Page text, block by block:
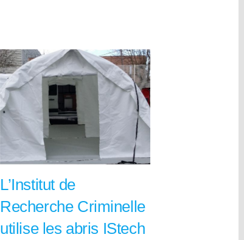
L’Institut de
Recherche Criminelle
utilise les abris IStech